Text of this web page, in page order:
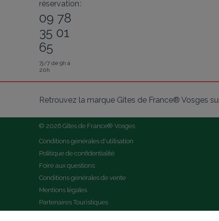
réservation :
09 78
35 01
65
7j/7 de 9h à
20h
Retrouvez la marque Gîtes de France® Vosges
© 2026 Gîtes de France® Vosges
Conditions générales d'utilisation
Politique de confidentialité
Foire aux questions
Conditions générales de vente
Mentions légales
Partenaires Touristiques